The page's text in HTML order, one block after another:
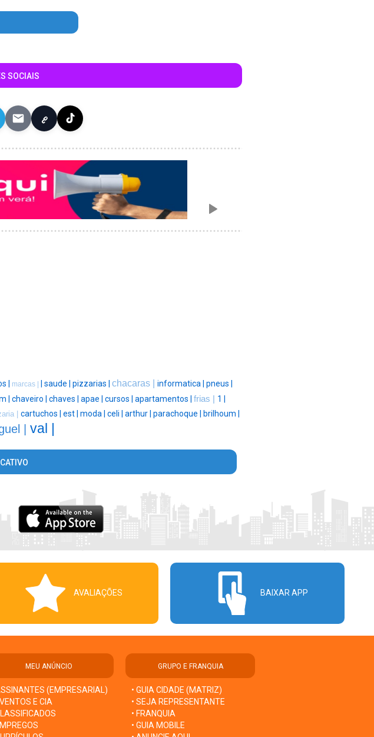
SOCIAIS
| marcas | saude | pizzarias | chacaras | informatica | pneus |
| chaveiro | chaves | apae | cursos | apartamentos | frias | 1 |
| cartuchos | est | moda | celi | arthur | parachoque |
brilhoum |
| val |
AVALIAÇÕES BAIXAR APP
MEU ANÚNCIO
(EMPRESARIAL)
E CIA
GRUPO E FRANQUIA
• GUIA CIDADE (MATRIZ)
• SEJA REPRESENTANTE
• FRANQUIA
• GUIA MOBILE